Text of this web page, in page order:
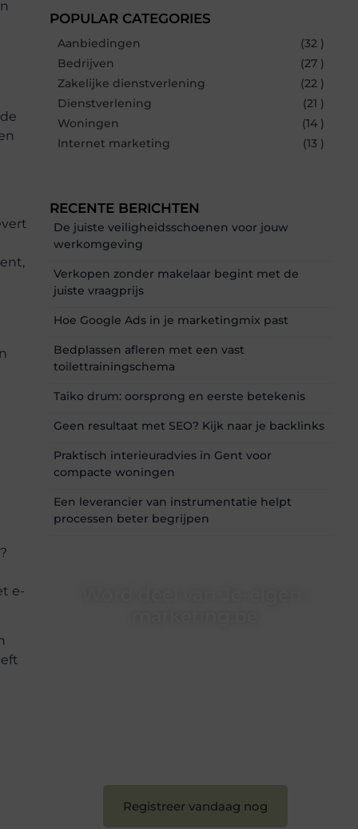
e-
POPULAR CATEGORIES
Aanbiedingen
(32 )
Bedrijven
(27 )
Zakelijke dienstverlening
(22 )
Dienstverlening
(21 )
Woningen
(14 )
Internet marketing
(13 )
RECENTE BERICHTEN
De juiste veiligheidsschoenen voor jouw
werkomgeving
Verkopen zonder makelaar begint met de
juiste vraagprijs
Hoe Google Ads in je marketingmix past
Bedplassen afleren met een vast
toilettrainingschema
Taiko drum: oorsprong en eerste betekenis
Geen resultaat met SEO? Kijk naar je backlinks
Praktisch interieuradvies in Gent voor
compacte woningen
Een leverancier van instrumentatie helpt
processen beter begrijpen
Registreer vandaag nog